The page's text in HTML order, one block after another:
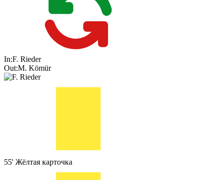
In:F. Rieder
Out:M. Kömür
55' Жёлтая карточка